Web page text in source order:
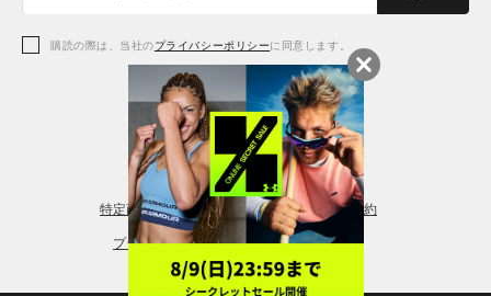
アクセサリー
レギンス＆タイツ
シューズ
購読の際は、当社のプライバシーポリシーに同意します。
特定商取引法に基づく通販の表記 会員規約
プライバシーポリシー